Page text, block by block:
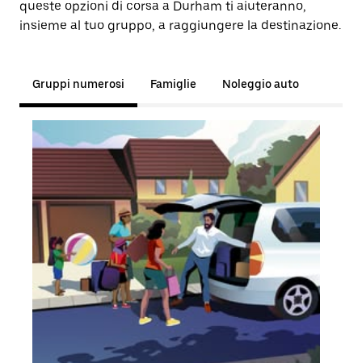
queste opzioni di corsa a Durham ti aiuteranno,
insieme al tuo gruppo, a raggiungere la destinazione.
Gruppi numerosi Famiglie Noleggio auto